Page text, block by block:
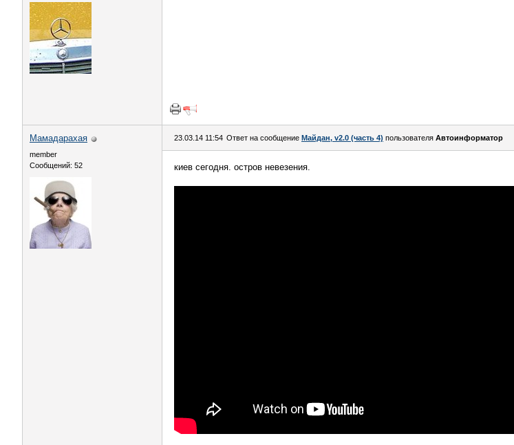
Мамадарахая
member
Сообщений: 52
23.03.14 11:54 Ответ на сообщение Майдан, v2.0 (часть 4) пользователя Автоинформатор
киев сегодня. остров невезения.